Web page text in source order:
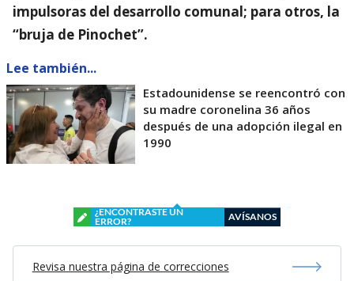
impulsoras del desarrollo comunal; para otros, la
“bruja de Pinochet”.
Lee también...
Estadounidense se reencontró con
su madre coronelina 36 años
después de una adopción ilegal en
1990
¿ENCONTRASTE UN
ERROR?
AVÍSANOS
Revisa nuestra página de correcciones